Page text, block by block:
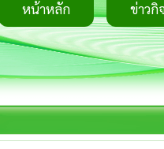
หน้าหลัก ข่าวกิ